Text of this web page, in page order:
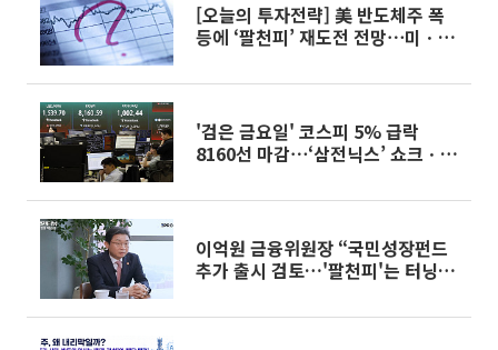
[오늘의 투자전략] 美 반도체주 폭
등에 ‘팔천피’ 재도전 전망⋯미ㆍ이
'검은 금요일' 코스피 5% 급락
8160선 마감⋯‘삼전닉스’ 쇼크ㆍ환
이억원 금융위원장 “국민성장펀드
추가 출시 검토…'팔천피'는 터닝포